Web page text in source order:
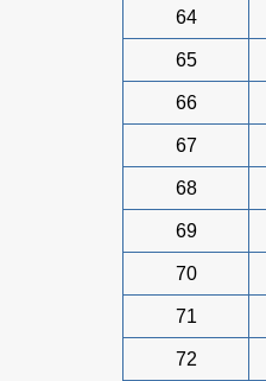
64
65
66
67
68
69
70
71
72